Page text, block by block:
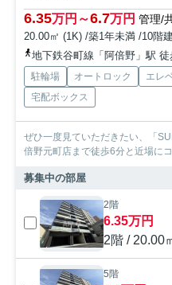
6.35万円～6.7万円 管理/
20.00㎡ (1K) /築1年未満 /10階建
地下鉄谷町線「阿倍野」駅 徒
駐輪場 オートロック エレ
宅配ボックス
ぜひ一度見ていただきたい、「
倍野元町店まで徒歩6分と近場に
募集中の部屋
2階
6.35万円
2階 / 20.00
5階